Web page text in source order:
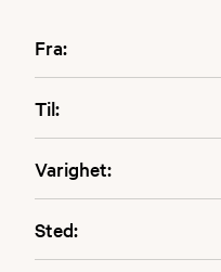
Fra:
Til:
Varighet:
Sted: